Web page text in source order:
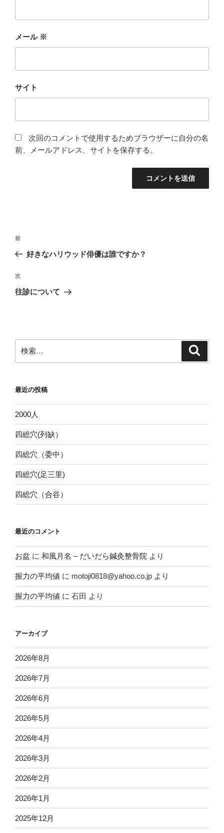
メール ※
サイト
次回のコメントで使用するためブラウザーに自分の名
前、メールアドレス、サイトを保存する。
投
ビ
ゲ
ン
前
の
稿
前
好きなハリウッド俳優は誰ですか？
次
の
次
往診について
索:
最近の投稿
2000人
四総穴(列缺）
四総穴（委中）
四総穴(足三里)
四総穴（合谷）
最近のコメント
お盆 に 和風月名 – だいだら鍼灸整骨院 より
握力の平均値 に motoji0818@yahoo.co.jp より
握力の平均値 に 石田 より
アーカイブ
2026年8月
2026年7月
2026年6月
2026年5月
2026年4月
2026年3月
2026年2月
2026年1月
2025年12月